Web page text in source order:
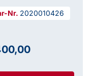
2020010426